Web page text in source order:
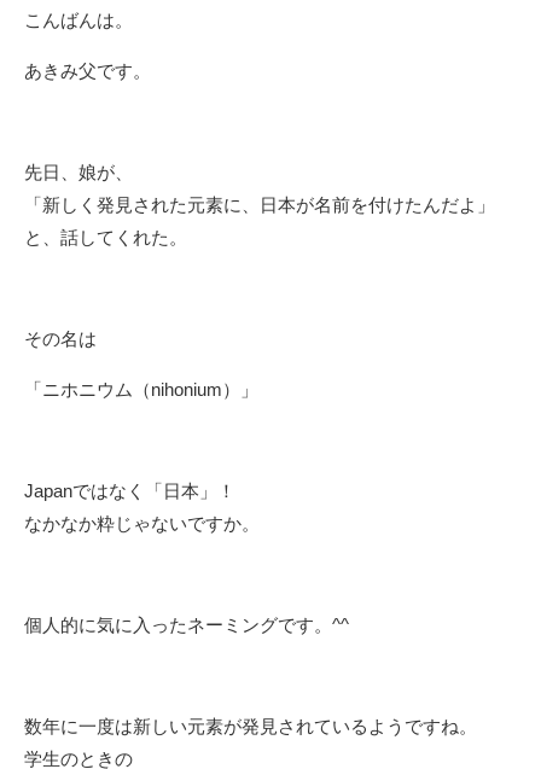
こんばんは。
あきみ父です。
先日、娘が、
「新しく発見された元素に、日本が名前を付けたんだよ」
と、話してくれた。
その名は
「ニホニウム（nihonium）」
Japanではなく「日本」！
なかなか粋じゃないですか。
個人的に気に入ったネーミングです。^^
数年に一度は新しい元素が発見されているようですね。
学生のときの